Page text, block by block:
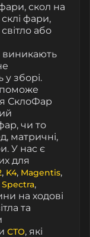
скол на
фари,
або
виникають
у зборі.
СклоФар
чи то
матричні,
У нас є
для
, K4, Magentis,
Spectra,
на ходові
та
СТО, які